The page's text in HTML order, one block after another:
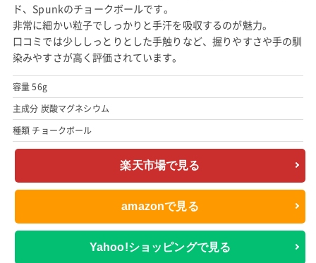
ド、Spunkのチョークボールです。
非常に細かい粒子でしっかりと手汗を吸収するのが魅力。
口コミでは少ししっとりとした手触りなど、握りやすさや手の馴
染みやすさが高く評価されています。
容量 56g
主成分 炭酸マグネシウム
種類 チョークボール
楽天市場で見る
amazonで見る
Yahoo!ショッピングで見る